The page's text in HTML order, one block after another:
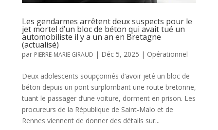
Les gendarmes arrêtent deux suspects pour le
jet mortel d’un bloc de béton qui avait tué un
automobiliste il y a un an en Bretagne
(actualisé)
par PIERRE-MARIE GIRAUD | Déc 5, 2025 | Opérationnel
Deux adolescents soupçonnés d’avoir jeté un bloc de
béton depuis un pont surplombant une route bretonne,
tuant le passager d’une voiture, dorment en prison. Les
procureurs de la République de Saint-Malo et de
Rennes viennent de donner des détails sur...